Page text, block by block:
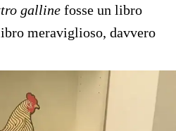
galline fosse un libro
meraviglioso, davvero